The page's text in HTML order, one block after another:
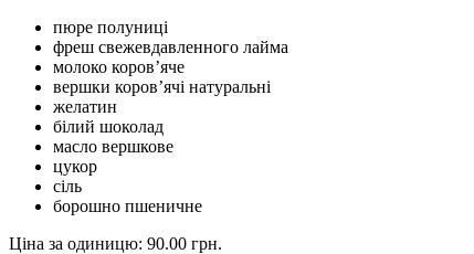
пюре полуниці
фреш свежевдавленного лайма
молоко коров’яче
вершки коров’ячі натуральні
желатин
білий шоколад
масло вершкове
цукор
сіль
борошно пшеничне
Ціна за одиницю: 90.00 грн.